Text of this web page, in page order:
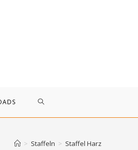
> Staffeln > Staffel Harz